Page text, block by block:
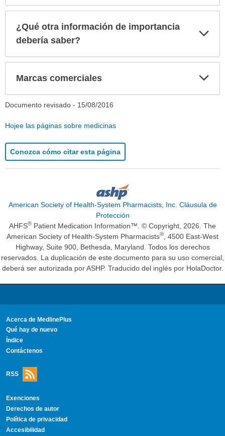
¿Qué otra información de importancia
debería saber?
Marcas comerciales
Documento revisado - 15/08/2016
Hojee las páginas sobre medicinas
Conozca cómo citar esta página
American Society of Health-System Pharmacists, Inc. Cláusula de
Protección
AHFS® Patient Medication Information™. © Copyright, 2026. The
American Society of Health-System Pharmacists®
, 4500 East-West
Highway, Suite 900, Bethesda, Maryland. Todos los derechos
reservados. La duplicación de este documento para su uso comercial,
deberá ser autorizada por ASHP. Traducido del inglés por HolaDoctor.
Acerca de MedlinePlus
Qué hay de nuevo
Índice
Contáctenos
RSS
Exenciones
Derechos de autor
Política de privacidad
Accesibilidad